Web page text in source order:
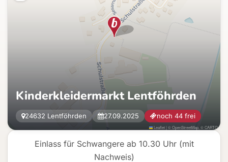
Einlass für Schwangere ab 10.30 Uhr (mit
Nachweis)
Kinderkleidermarkt Lentföhrden
24632 Lentföhrden 27.09.2025 noch 44 frei
Leaflet| ©OpenStreetMap , ©CARTO